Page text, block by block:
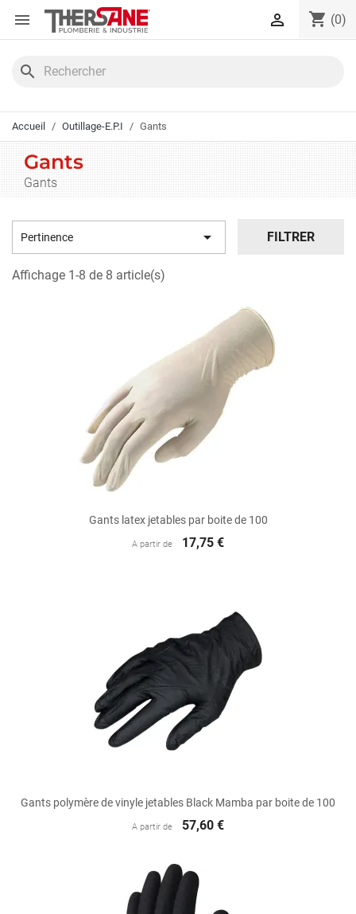
Panneau de gestion des cookies
 shopping_cart (0)

search
Accueil Outillage-E.P.I Gants
Gants
Gants
Pertinence  FILTRER
Affichage 1-8 de 8 article(s)
Gants latex jetables par boite de 100
A partir de 17,75 €
Gants polymère de vinyle jetables Black Mamba par boite de 100
A partir de 57,60 €